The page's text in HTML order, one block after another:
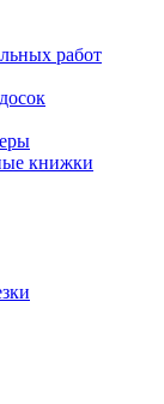
работ
книжки